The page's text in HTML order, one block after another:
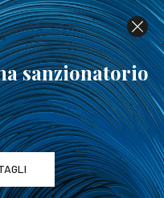
sanzionatorio